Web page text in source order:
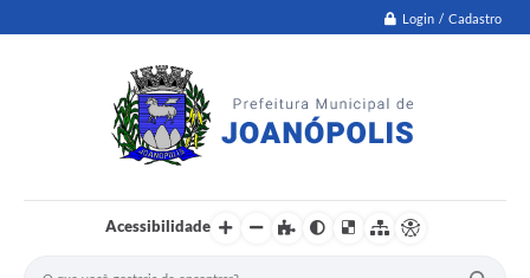
Login / Cadastro
Acessibilidade